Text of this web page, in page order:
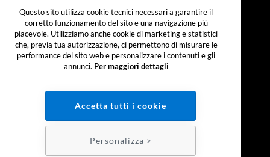
CONTATTI
Telefono049 7800537
Emailinfo@runningtv.it
Metodi e spese di spedizione
Policy Privacy
Questo sito utilizza cookie tecnici necessari a garantire il
corretto funzionamento del sito e una navigazione più
piacevole. Utilizziamo anche cookie di marketing e statistici
che, previa tua autorizzazione, ci permettono di misurare le
performance del sito web e personalizzare i contenuti e gli
annunci. Per maggiori dettagli
Accetta tutti i cookie
Personalizza >